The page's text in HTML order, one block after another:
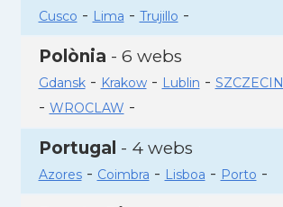
Cusco - Lima - Trujillo -
Polònia - 6 webs
Gdansk- Krakow- Lublin - SZCZECIN
- WROCLAW -
Portugal - 4 webs
Azores- Coimbra - Lisboa - Porto -